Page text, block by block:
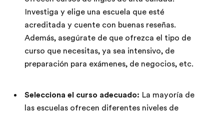
Investiga y elige una escuela que esté
acreditada y cuente con buenas reseñas.
Además, asegúrate de que ofrezca el tipo de
curso que necesitas, ya sea intensivo, de
preparación para exámenes, de negocios, etc.
Selecciona el curso adecuado: La mayoría de
las escuelas ofrecen diferentes niveles de